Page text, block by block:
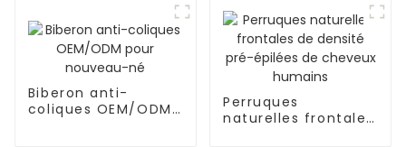
Biberon anti-
coliques OEM/ODM
Perruques
naturelles frontales